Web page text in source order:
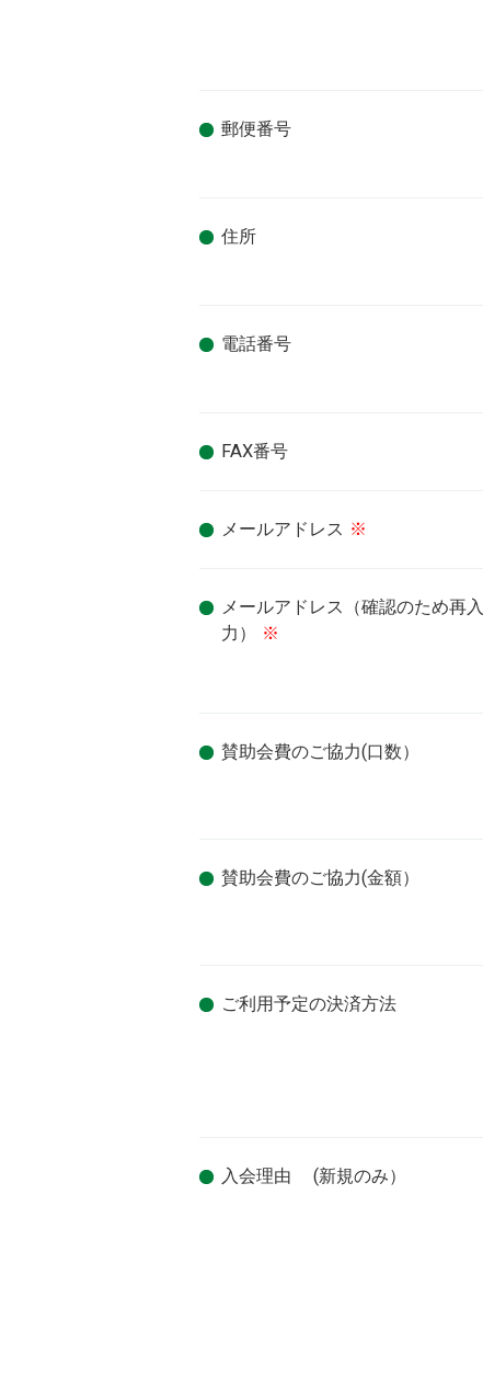
郵便番号
住所
電話番号
FAX番号
メールアドレス ※
メールアドレス（確認のため再入
力）
※
賛助会費のご協力(口数）
賛助会費のご協力(金額）
ご利用予定の決済方法
入会理由 (新規のみ）